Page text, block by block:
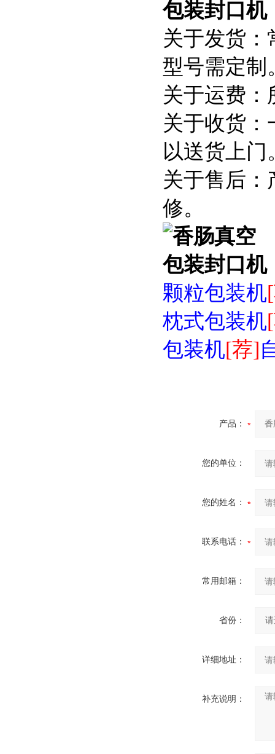
关于发货：
型号需定制
关于运费：
关于收货：
以送货上门
关于售后：
修。
颗粒包装机
枕式包装机
包装机[荐]
产品：
您的单位：
您的姓名：
联系电话：
常用邮箱：
省份：
详细地址：
补充说明：